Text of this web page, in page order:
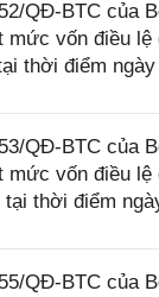
QĐ-BTC của
mức vốn điều lệ
thời điểm ngày
QĐ-BTC của
mức vốn điều lệ
thời điểm
QĐ-BTC của